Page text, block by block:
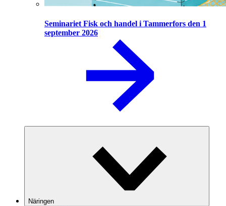
Seminariet Fisk och handel i Tammerfors den 1
september 2026
Näringen